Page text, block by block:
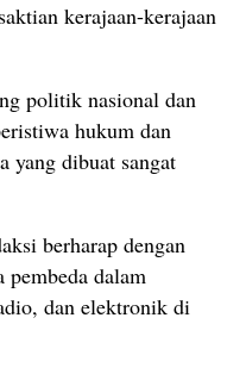
kerajaan-kerajaan
politik nasional dan
hukum dan
yang dibuat sangat
berharap dengan
dalam
dan elektronik di